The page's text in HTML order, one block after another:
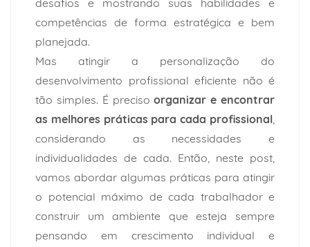
desafios e mostrando suas habilidades e
competências de forma estratégica e bem
planejada.
Mas atingir a personalização do
desenvolvimento profissional eficiente não é
tão simples. É precisoorganizar e encontrar
as melhores práticas para cada profissional,
considerando as necessidades e
individualidades de cada. Então, neste post,
vamos abordar algumas práticas para atingir
o potencial máximo de cada trabalhador e
construir um ambiente que esteja sempre
pensando em crescimento individual e